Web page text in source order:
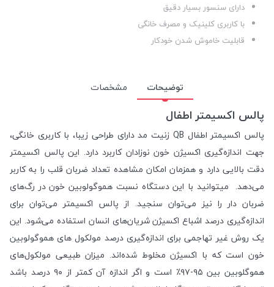
دارای سنسور بسیار دقیق
با کاربری کلینیک و مصرف خانگی
قابلیت خاموش شدن خودکار
توضیحات مشخصات
پالس اکسیمتر اطفال
پالس اکسیمتر اطفال QB زنیت مد دارای طراحی زیبا، با کاربری خانگی،
جهت اندازه‌گیری اکسیژن خون نوزادان کاربرد دارد. این پالس اکسیمتر
دقت بالایی دارد و همزمان امکان مشاهده تعداد ضربان قلب را به کاربر
می‌دهد. میتوانید با این دستگاه نسبت هموگولوبین خون در رگ‌های
ضربان دار را نیز می‌توان سنجید. از پالس اکسیمتر می‌توان برای
اندازه‌گیری درصد اشباع اکسیژن شریان‌های انسان استفاده می‌شود. این
یک روش غیر تهاجمی برای اندازه‌گیری درصد مولکول های هموگولوبین
خون است که با اکسیژن مخلوط شده‌اند. میزان طبیعی مولکول‌های
هموگلوبین بین ۹۵-۹۷٪ است و اگر اندازه آن کمتر از ۹۰ درصد باشد